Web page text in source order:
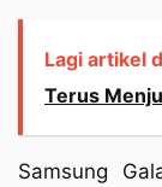
Lagi artikel
Terus
Samsung